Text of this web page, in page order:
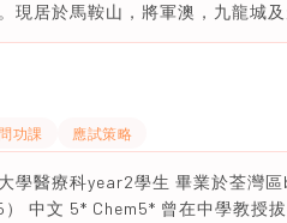
現居於馬鞍山，將軍澳，九龍城
功課 應試策略
學醫療科year2學生 畢業於荃灣
中文 5* Chem5* 曾在中學教授